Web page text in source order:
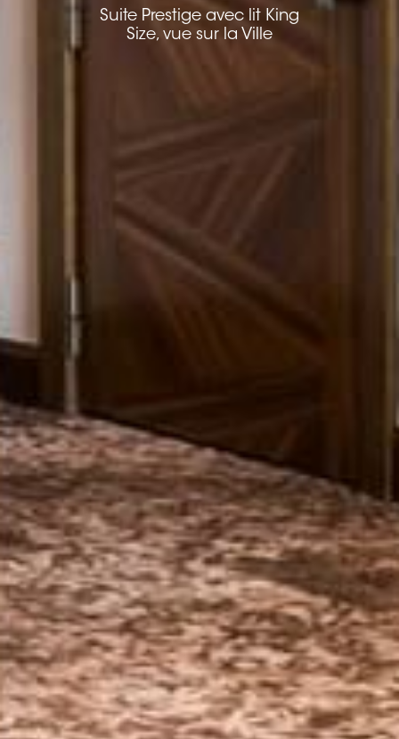
Suite Prestige avec lit King
Size, vue sur la Ville
Suite Prestige avec lit King
Size, vue sur la Ville